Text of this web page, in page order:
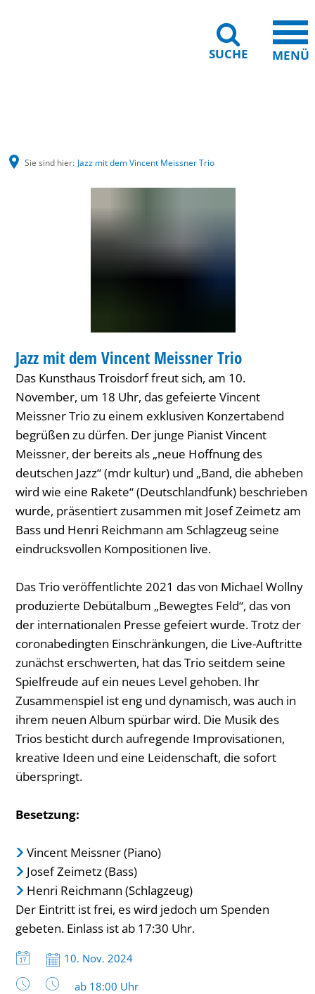
SUCHE MENÜ
Sie sind hier: Jazz mit dem Vincent Meissner Trio
KATEGORIE: MUSIK
Jazz mit dem Vincent Meissner Trio
Das Kunsthaus Troisdorf freut sich, am 10.
November, um 18 Uhr, das gefeierte Vincent
Meissner Trio zu einem exklusiven Konzertabend
begrüßen zu dürfen. Der junge Pianist Vincent
Meissner, der bereits als „neue Hoffnung des
deutschen Jazz“ (mdr kultur) und „Band, die abheben
wird wie eine Rakete“ (Deutschlandfunk) beschrieben
wurde, präsentiert zusammen mit Josef Zeimetz am
Bass und Henri Reichmann am Schlagzeug seine
eindrucksvollen Kompositionen live.
Das Trio veröffentlichte 2021 das von Michael Wollny
produzierte Debütalbum „Bewegtes Feld“, das von
der internationalen Presse gefeiert wurde. Trotz der
coronabedingten Einschränkungen, die Live-Auftritte
zunächst erschwerten, hat das Trio seitdem seine
Spielfreude auf ein neues Level gehoben. Ihr
Zusammenspiel ist eng und dynamisch, was auch in
ihrem neuen Album spürbar wird. Die Musik des
Trios besticht durch aufregende Improvisationen,
kreative Ideen und eine Leidenschaft, die sofort
überspringt.
Besetzung:
Vincent Meissner (Piano)
Josef Zeimetz (Bass)
Henri Reichmann (Schlagzeug)
Der Eintritt ist frei, es wird jedoch um Spenden
gebeten. Einlass ist ab 17:30 Uhr.
Datum:
10. Nov. 2024
Uhrzeit:
ab 18:00 Uhr